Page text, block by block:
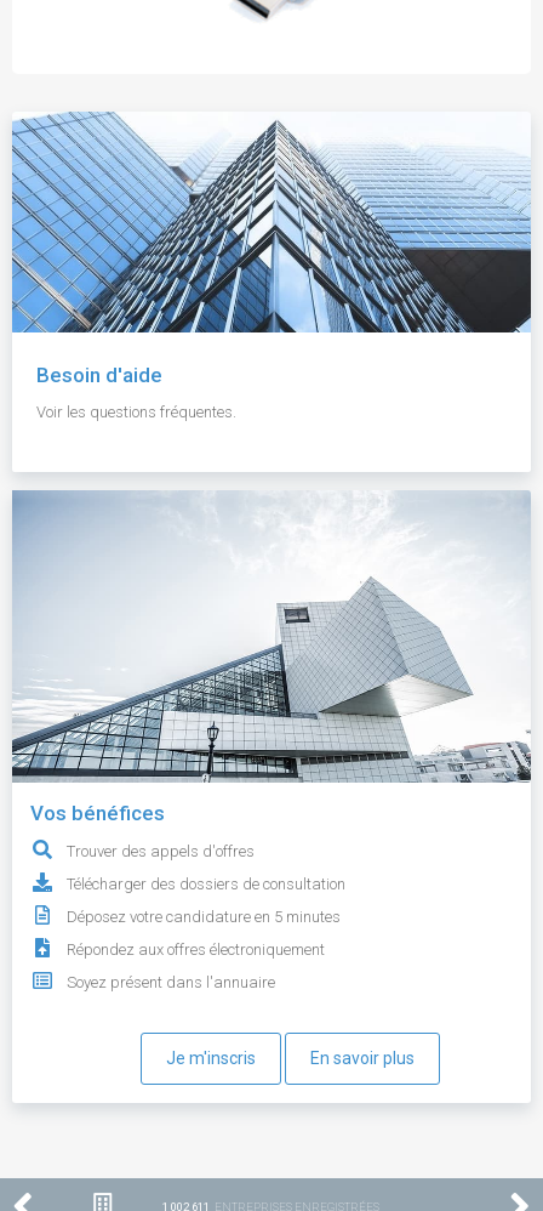
Besoin d'aide
Voir les questions fréquentes.
Vos bénéfices
Trouver des appels d'offres
Télécharger des dossiers de consultation
Déposez votre candidature en 5 minutes
Répondez aux offres électroniquement
Soyez présent dans l'annuaire
Je m'inscris En savoir plus
1 002 611 ENTREPRISES ENREGISTRÉES